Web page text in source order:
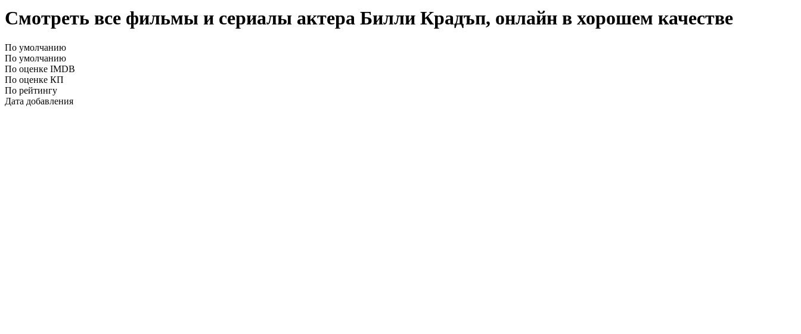
Смотреть все фильмы и сериалы актера Билли Крадъп, онлайн в хорошем качестве
По умолчанию
По умолчанию
По оценке IMDB
По оценке КП
По рейтингу
Дата добавления